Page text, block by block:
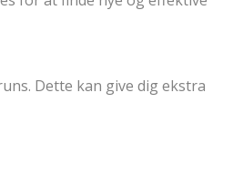
Dette kan give dig ekstra